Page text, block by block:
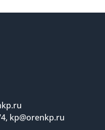
kp@orenkp.ru